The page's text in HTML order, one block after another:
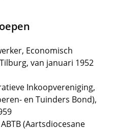
Economisch
van januari 1952
Inkoopvereniging,
en Tuinders Bond),
(Aartsdiocesane